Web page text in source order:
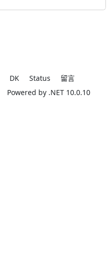
DK Status
留言
Powered by .NET 10.0.10